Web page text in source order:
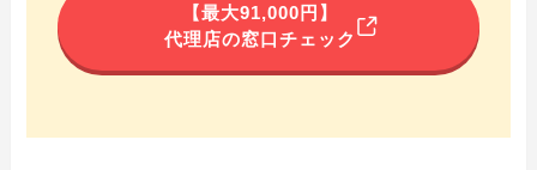
【最大91,000円】
代理店の窓口チェック